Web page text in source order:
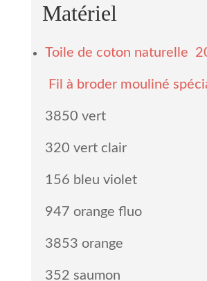
Matériel
Toile de coton naturelle
Fil à broder mouliné
3850 vert
320 vert clair
156 bleu violet
947 orange fluo
3853 orange
352 saumon